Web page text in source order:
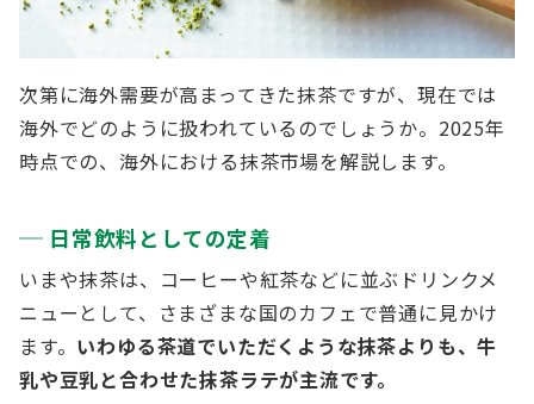
次第に海外需要が高まってきた抹茶ですが、現在では
海外でどのように扱われているのでしょうか。2025年
時点での、海外における抹茶市場を解説します。
日常飲料としての定着
いまや抹茶は、コーヒーや紅茶などに並ぶドリンクメ
ニューとして、さまざまな国のカフェで普通に見かけ
ます。 いわゆる茶道でいただくような抹茶よりも、牛
乳や豆乳と合わせた抹茶ラテが主流です。